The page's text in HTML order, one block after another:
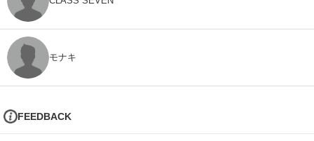
モナキ
FEEDBACK